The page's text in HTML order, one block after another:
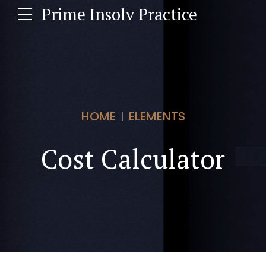
Prime Insolv Practice
HOME ELEMENTS
Cost Calculator